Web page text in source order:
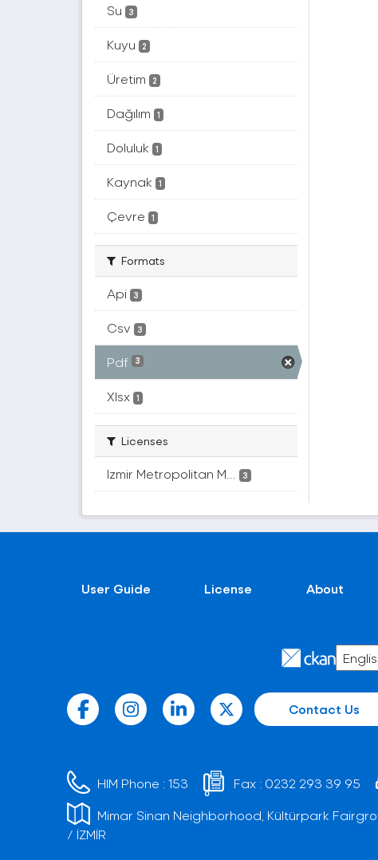
Su 3
Kuyu 2
Üretim 2
Dağılım 1
Doluluk 1
Kaynak 1
Çevre 1
Formats
Api 3
Csv 3
Pdf 3
Xlsx 1
Licenses
Izmir Metropolitan M... 3
User Guide License About
Contact Us
HIM Phone :153 Fax : 0232 293 39 95
Mimar Sinan Neighborhood, Kültürpark
/ İZMİR